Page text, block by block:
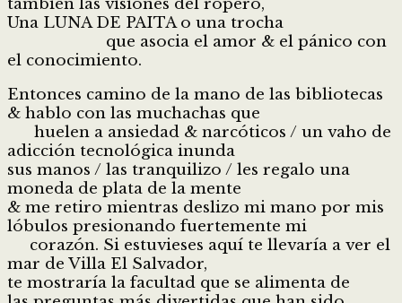
también las visiones del ropero,
Una LUNA DE PAITA o una trocha
que asocia el amor & el pánico con
el conocimiento.
Entonces camino de la mano de las bibliotecas
& hablo con las muchachas que
huelen a ansiedad & narcóticos / un vaho de
adicción tecnológica inunda
sus manos / las tranquilizo / les regalo una
moneda de plata de la mente
& me retiro mientras deslizo mi mano por mis
lóbulos presionando fuertemente mi
corazón. Si estuvieses aquí te llevaría a ver el
mar de Villa El Salvador,
te mostraría la facultad que se alimenta de